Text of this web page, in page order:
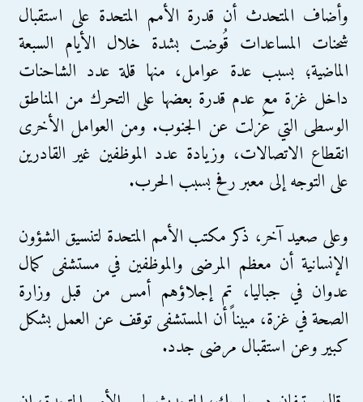
وأضاف المتحدث أن قدرة الأمم المتحدة على استقبال
شحنات المساعدات قُوضت بشدة خلال الأيام السبعة
الماضية؛ بسبب عدة عوامل، منها قلة عدد الشاحنات
داخل غزة مع عدم قدرة بعضها على التحرك من المناطق
الوسطى التي عُزلت عن الجنوب. ومن العوامل الأخرى
انقطاع الاتصالات، وزيادة عدد الموظفين غير القادرين
على التوجه إلى معبر رفح بسبب الحرب.
وعلى صعيد آخر، ذكر مكتب الأمم المتحدة لتنسيق الشؤون
الإنسانية أن معظم المرضى والموظفين في مستشفى كمال
عدوان في جباليا، تم إجلاؤهم أمس من قبل وزارة
الصحة في غزة، مبيناً أن المستشفى توقف عن العمل بشكل
كبير وعن استقبال مرضى جدد.